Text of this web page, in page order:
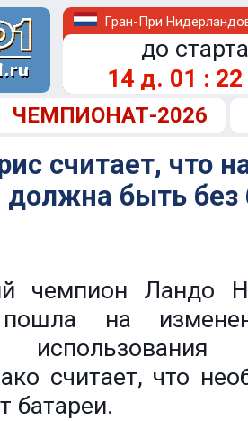
Гран-При
до
14 д. 01 : 22
ЧЕМПИОНАТ-2026
считает, что
быть без
чемпион Ландо
пошла на
считает, что
батареи.